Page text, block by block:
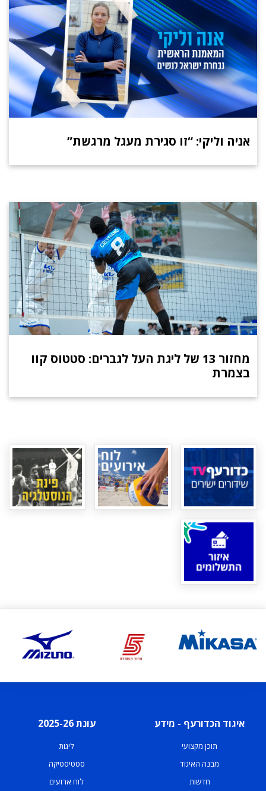
אניה וליקי: “זו סגירת מעגל מרגשת”
מחזור 13 של ליגת העל לגברים: סטטוס קוו
בצמרת
איגוד הכדורעף - מידע
תוכן מקצועי
מבנה האיגוד
חדשות
עונת 2025-26
ליגות
סטטיסטיקה
לוח ארועים